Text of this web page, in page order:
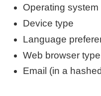
Operating
Device type
Language
Web browser type
Email (in a